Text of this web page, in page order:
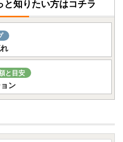
生じた場合は、保証規定にした
ご対応となりますので、アイリ
の連絡先までお問い合わせくだ
ター
faq.furu-po.com/helpdes
（1/1～1/3を除く）
知りたい方はコチラ
と目安
ン